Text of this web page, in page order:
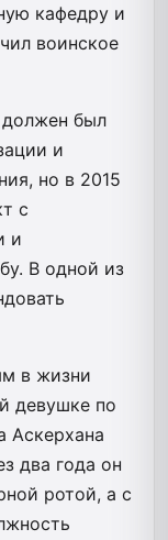
кафедру и
воинское
был
и
но в 2015
с
и
В одной из
в жизни
девушке по
Аскерхана
два года он
ротой, а с